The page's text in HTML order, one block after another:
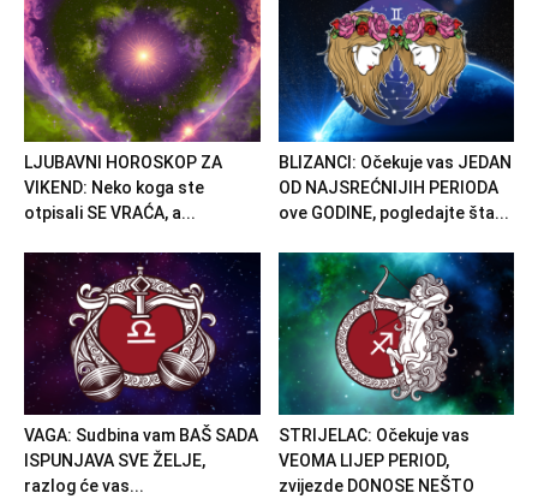
LJUBAVNI HOROSKOP ZA
VIKEND: Neko koga ste
otpisali SE VRAĆA, a...
BLIZANCI: Očekuje vas JEDAN
OD NAJSREĆNIJIH PERIODA
ove GODINE, pogledajte šta...
VAGA: Sudbina vam BAŠ SADA
ISPUNJAVA SVE ŽELJE,
razlog će vas...
STRIJELAC: Očekuje vas
VEOMA LIJEP PERIOD,
zvijezde DONOSE NEŠTO